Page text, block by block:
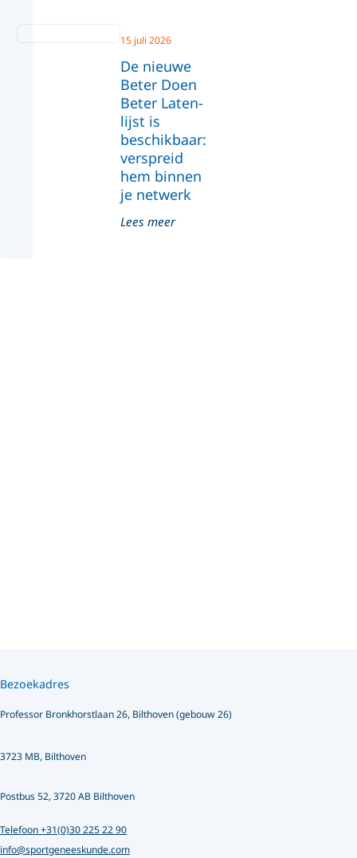
De nieuwe
Beter Doen
Beter Laten-
lijst is
beschikbaar:
verspreid
hem binnen
je netwerk
15 juli 2026
Lees meer
Bezoekadres
Professor Bronkhorstlaan 26, Bilthoven (gebouw 26)
3723 MB, Bilthoven
Postbus 52, 3720 AB Bilthoven
Telefoon +31(0)30 225 22 90
info@sportgeneeskunde.com